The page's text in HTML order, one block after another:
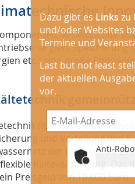
Arbeitsstoffe
Speicherung
etc.) sind große
(ILK) hat ein auf
und Verteilung von
der Hochschule
Kälteversorgung. Das
Preisgeld von 10.000 Euro.
Riskieren Sie einen
erhalten Sie weitere